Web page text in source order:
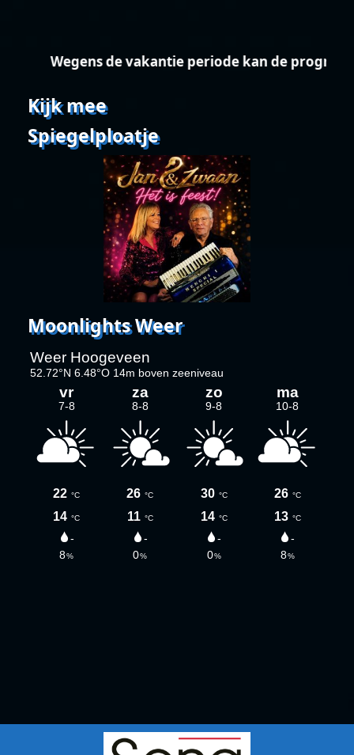
Wegens de vakantie periode kan de
Kijk mee
Spiegelploatje
Moonlights Weer